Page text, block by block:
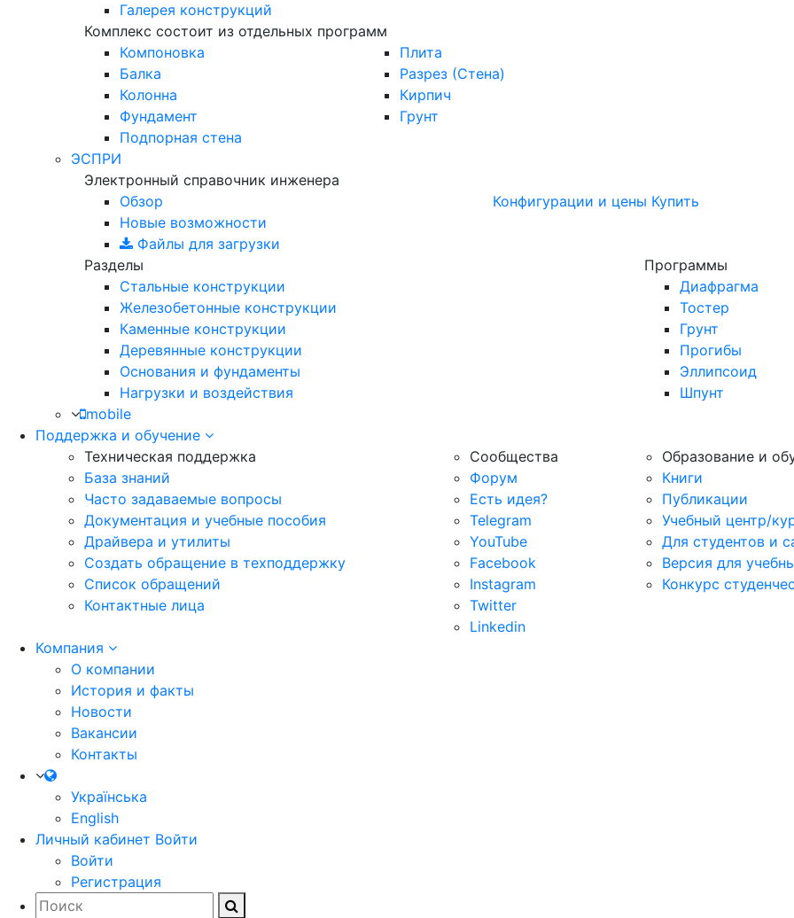
Галерея конструкций
Комплекс состоит из отдельных программ
Компоновка
Балка
Колонна
Фундамент
Подпорная стена
Плита
Разрез (Стена)
Кирпич
Грунт
ЭСПРИ
Электронный справочник инженера
Обзор
Новые возможности
Файлы для загрузки
Конфигурации и цены Купить
Разделы
Программы
Стальные конструкции
Железобетонные конструкции
Каменные конструкции
Деревянные конструкции
Основания и фундаменты
Нагрузки и воздействия
Диафрагма
Тостер
Грунт
Прогибы
Эллипсоид
Шпунт
mobile
Поддержка и обучение
Техническая поддержка
База знаний
Часто задаваемые вопросы
Документация и учебные пособия
Драйвера и утилиты
Создать обращение в техподдержку
Список обращений
Контактные лица
Сообщества
Форум
Есть идея?
Telegram
YouTube
Facebook
Instagram
Twitter
Linkedin
Образование и
Книги
Публикации
Учебный центр/
Для студентов и
Версия для
Конкурс
Компания
О компании
История и факты
Новости
Вакансии
Контакты
Українська
English
Личный кабинет Войти
Войти
Регистрация